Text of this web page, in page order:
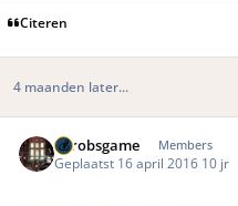
Citeren
4 maanden later...
eurobsgame Members
Geplaatst 16 april 2016 10 jr